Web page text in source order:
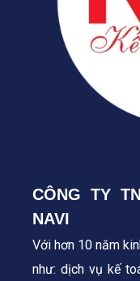
CÔNG TY
NAVI
Với hơn 10 năm
như: dịch vụ kế